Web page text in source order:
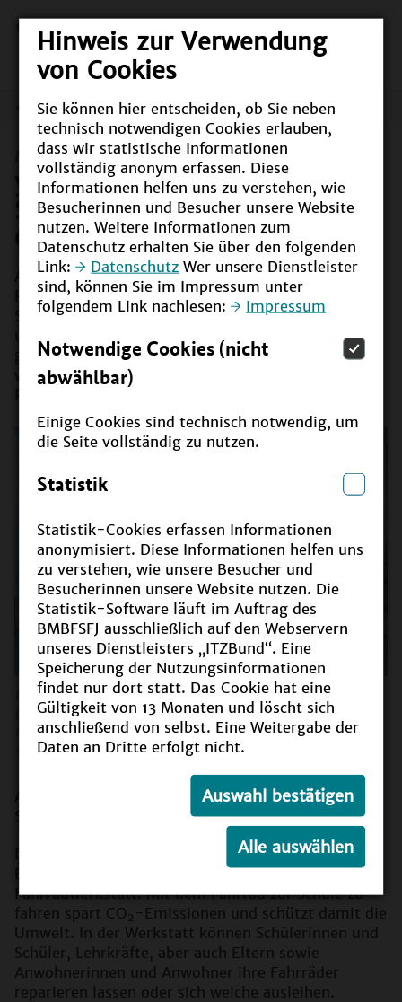
Hinweis zur Verwendung
von Cookies
Sie können hier entscheiden, ob Sie neben
technisch notwendigen Cookies erlauben,
dass wir statistische Informationen
vollständig anonym erfassen. Diese
Informationen helfen uns zu verstehen, wie
Besucherinnen und Besucher unsere Website
nutzen. Weitere Informationen zum
Datenschutz erhalten Sie über den folgenden
Link:
Datenschutz Wer unsere Dienstleister
sind, können Sie im Impressum unter
folgendem Link nachlesen:
Impressum
Notwendige Cookies (nicht
abwählbar)
Einige Cookies sind technisch notwendig, um
die Seite vollständig zu nutzen.
Statistik
Statistik-Cookies erfassen Informationen
anonymisiert. Diese Informationen helfen uns
zu verstehen, wie unsere Besucher und
Besucherinnen unsere Website nutzen. Die
Statistik-Software läuft im Auftrag des
BMBFSFJ ausschließlich auf den Webservern
unseres Dienstleisters „ITZBund“. Eine
Speicherung der Nutzungsinformationen
findet nur dort statt. Das Cookie hat eine
Gültigkeit von 13 Monaten und löscht sich
anschließend von selbst. Eine Weitergabe der
Daten an Dritte erfolgt nicht.
Auswahl bestätigen
Alle auswählen
Meldungen
youstartN-Preisverleihung der
Stiftung Bildung: Das sind die
Gewinnerinnen und Gewinner
Meldung vom 01.12.2022
Am 26. November 2022 fand in Leipzig die
Preisverleihung des Programms youstartN der
Stiftung Bildung statt. 25 innovative Schülerinnen-
und Schüler- sowie Azubifirmen und -
genossenschaften waren nominiert. Drei Projekte
wurden schließlich ausgezeichnet und erhielten ein
Dr. Andrea Ruyter-Petznek (BMBF) und Andreas Kessel
(Stiftung Bildung) mit den Preisträgerinnen und
Preisträgern und der Jury von youstartN
Sagithjan Surenda für die Stiftung Bildung
Ausgezeichnet wurden drei Schülerinnen- und
Schülerfirmen aus Berlin und Köln.
Die Schülerinnen und Schüler der Schule am
Berlinickeplatz erhielten das Preisgeld für ihre
Fahrradwerkstatt. Mit dem Fahrrad zur Schule zu
fahren spart CO 2 -Emissionen und schützt damit die
Umwelt. In der Werkstatt können Schülerinnen und
Schüler, Lehrkräfte, aber auch Eltern sowie
Anwohnerinnen und Anwohner ihre Fahrräder
reparieren lassen oder sich welche ausleihen.